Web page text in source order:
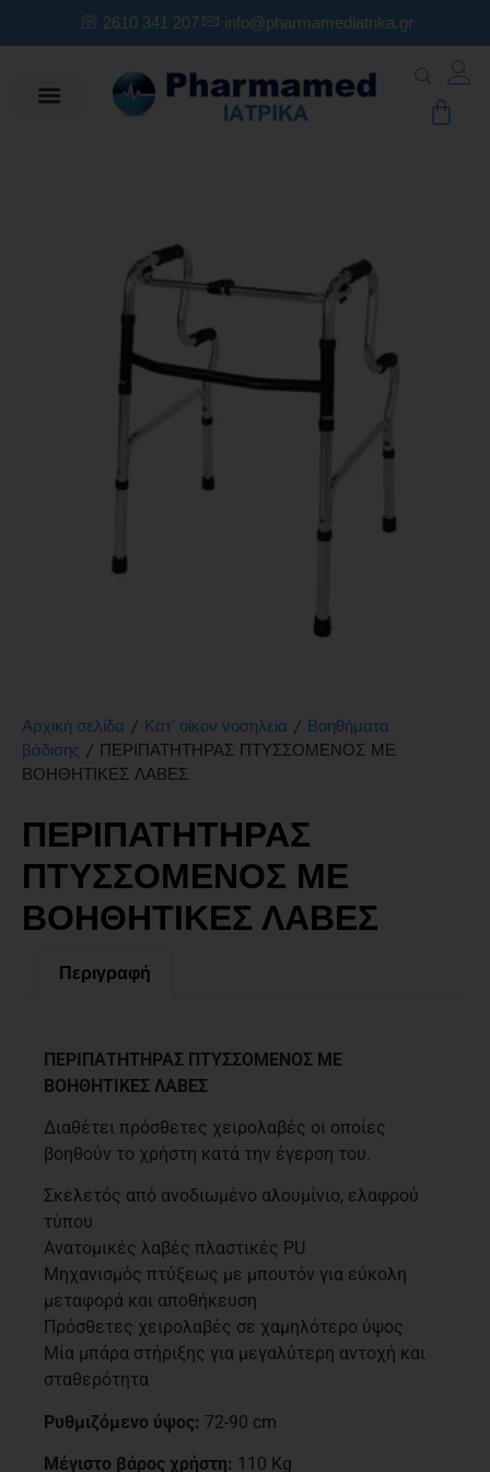
2610 341 207 info@pharmamediatrika.gr
Αρχική σελίδα / Κατ' οίκον νοσηλεία / Βοηθήματα
βάδισης / ΠΕΡΙΠΑΤΗΤΗΡΑΣ ΠΤΥΣΣΟΜΕΝΟΣ ΜΕ
ΒΟΗΘΗΤΙΚΕΣ ΛΑΒΕΣ
ΠΕΡΙΠΑΤΗΤΗΡΑΣ
ΠΤΥΣΣΟΜΕΝΟΣ ΜΕ
ΒΟΗΘΗΤΙΚΕΣ ΛΑΒΕΣ
Περιγραφή
ΠΕΡΙΠΑΤΗΤΗΡΑΣ ΠΤΥΣΣΟΜΕΝΟΣ ΜΕ
ΒΟΗΘΗΤΙΚΕΣ ΛΑΒΕΣ
Διαθέτει πρόσθετες χειρολαβές οι οποίες
βοηθούν το χρήστη κατά την έγερση του.
Σκελετός από ανοδιωμένο αλουμίνιο, ελαφρού
τύπου
Ανατομικές λαβές πλαστικές PU
Μηχανισμός πτύξεως με μπουτόν για εύκολη
μεταφορά και αποθήκευση
Πρόσθετες χειρολαβές σε χαμηλότερο ύψος
Μία μπάρα στήριξης για μεγαλύτερη αντοχή και
σταθερότητα
Ρυθμιζόμενο ύψος: 72-90 cm
Μέγιστο βάρος χρήστη: 110 Kg